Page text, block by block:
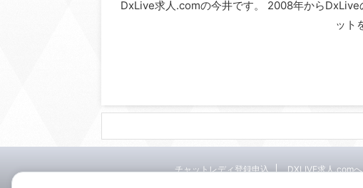
DxLive求人.comの今井です。 2008年から
ット
チャットレディ登録申込 DXLIVE求人.com